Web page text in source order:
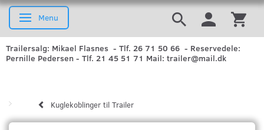
Skifte navigation
Menu
Trailersalg: Mikael Flasnes - Tlf. 26 71 50 66 - Reservedele:
Pernille Pedersen - Tlf. 21 45 51 71 Mail: trailer@mail.dk
Kuglekoblinger til Trailer